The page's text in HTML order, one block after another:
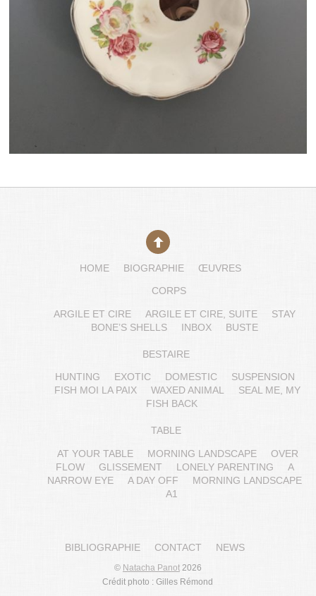
HOME BIOGRAPHIE ŒUVRES
CORPS
ARGILE ET CIRE ARGILE ET CIRE, SUITE
STAY
BONE’S SHELLS
INBOX BUSTE
BESTAIRE
HUNTING EXOTIC DOMESTIC
SUSPENSION
FISH MOI LA PAIX
WAXED ANIMAL
SEAL ME, MY
FISH BACK
TABLE
AT YOUR TABLE MORNING LANDSCAPE
OVER
FLOW
GLISSEMENT LONELY PARENTING
A
NARROW EYE
A DAY OFF
MORNING LANDSCAPE
A1
BIBLIOGRAPHIE CONTACT NEWS
© Natacha Panot2026
Crédit photo : Gilles Rémond